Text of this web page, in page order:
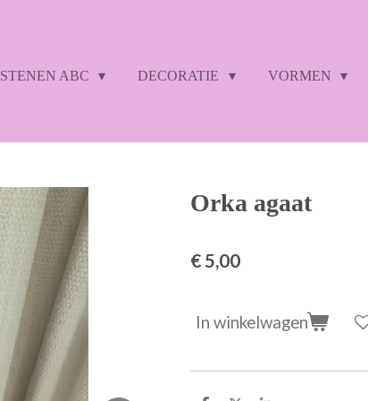
STENEN ABC DECORATIE VORMEN
Orka agaat
€ 5,00
In winkelwagen